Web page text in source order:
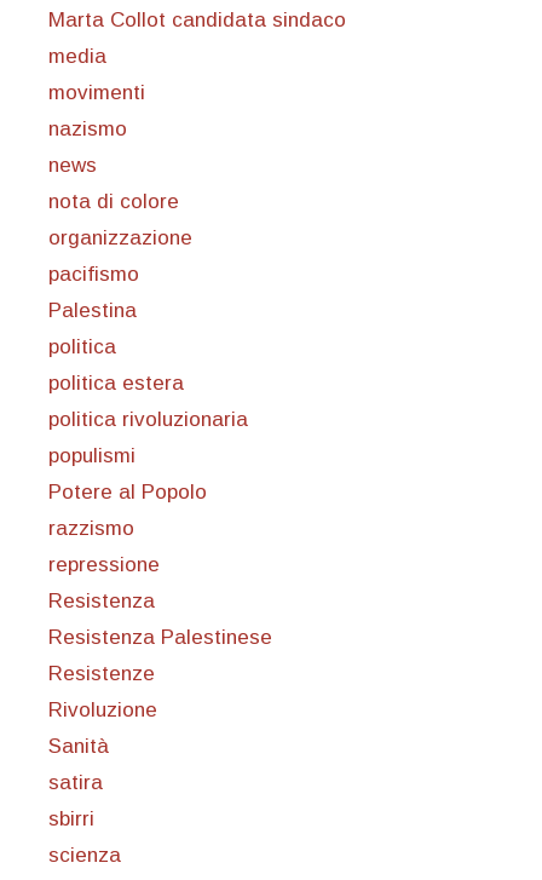
Marta Collot candidata sindaco
media
movimenti
nazismo
news
nota di colore
organizzazione
pacifismo
Palestina
politica
politica estera
politica rivoluzionaria
populismi
Potere al Popolo
razzismo
repressione
Resistenza
Resistenza Palestinese
Resistenze
Rivoluzione
Sanità
satira
sbirri
scienza